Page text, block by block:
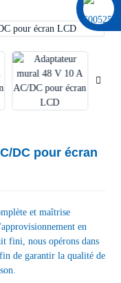
DC pour écran
et maîtrise
en
fini, nous opérons dans
de garantir la qualité de